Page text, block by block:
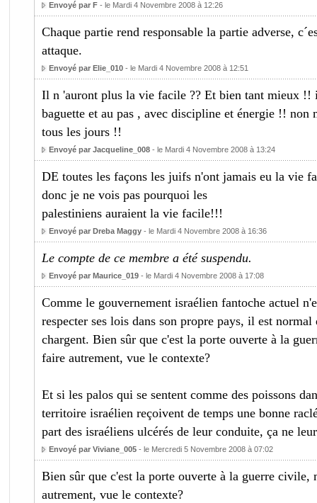
Envoyé par F- le Mardi 4 Novembre 2008 à 12:26
Chaque partie rend responsable la partie adverse,
attaque.
Envoyé par Elie_010- le Mardi 4 Novembre 2008 à 12:51
Il n 'auront plus la vie facile ?? Et bien tant mieux !!
baguette et au pas , avec discipline et énergie !!
tous les jours !!
Envoyé par Jacqueline_008- le Mardi 4 Novembre 2008 à 13:24
DE toutes les façons les juifs n'ont jamais eu la vie
donc je ne vois pas pourquoi les
palestiniens auraient la vie facile!!!
Envoyé par Dreba Maggy- le Mardi 4 Novembre 2008 à 16:36
Le compte de ce membre a été suspendu.
Envoyé par Maurice_019- le Mardi 4 Novembre 2008 à 17:08
Comme le gouvernement israélien fantoche actuel
respecter ses lois dans son propre pays, il est normal
chargent. Bien sûr que c'est la porte ouverte à la
faire autrement, vue le contexte?
Et si les palos qui se sentent comme des poissons
territoire israélien reçoivent de temps une bonne
part des israéliens ulcérés de leur conduite, ça ne
Envoyé par Viviane_005- le Mercredi 5 Novembre 2008 à 07:02
Bien sûr que c'est la porte ouverte à la guerre civile,
autrement, vue le contexte?